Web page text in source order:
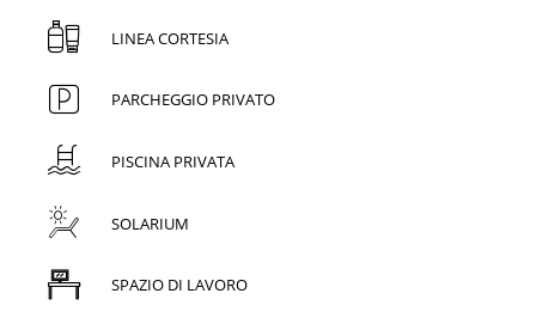
LINEA CORTESIA
PARCHEGGIO PRIVATO
PISCINA PRIVATA
SOLARIUM
SPAZIO DI LAVORO